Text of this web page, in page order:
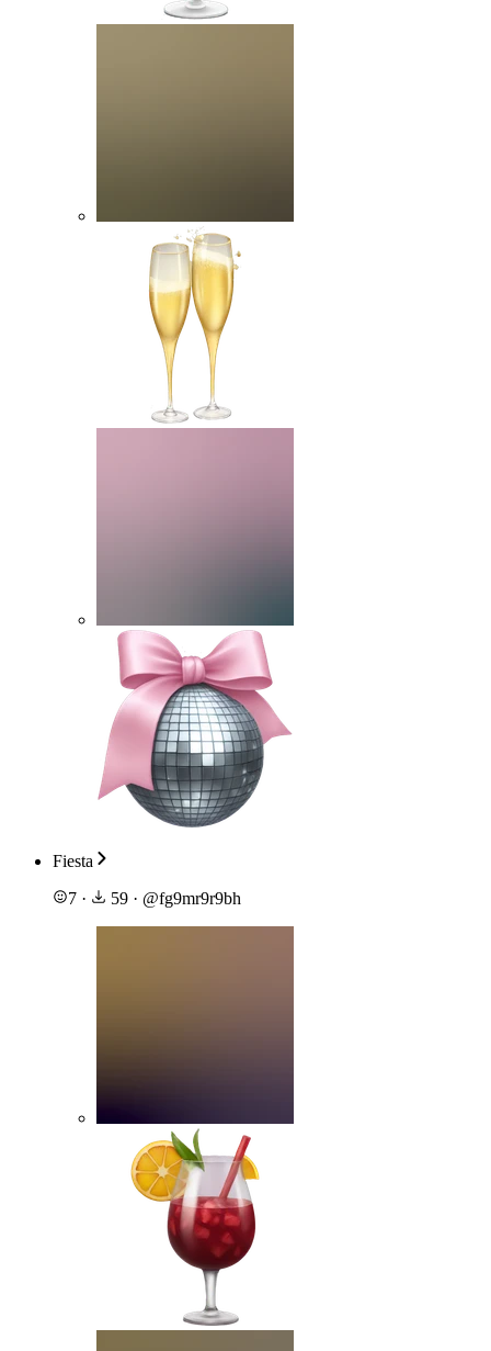
Fiesta
7 · 59 · @fg9mr9r9bh